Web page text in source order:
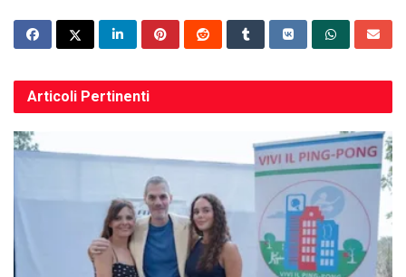
Articoli Pertinenti